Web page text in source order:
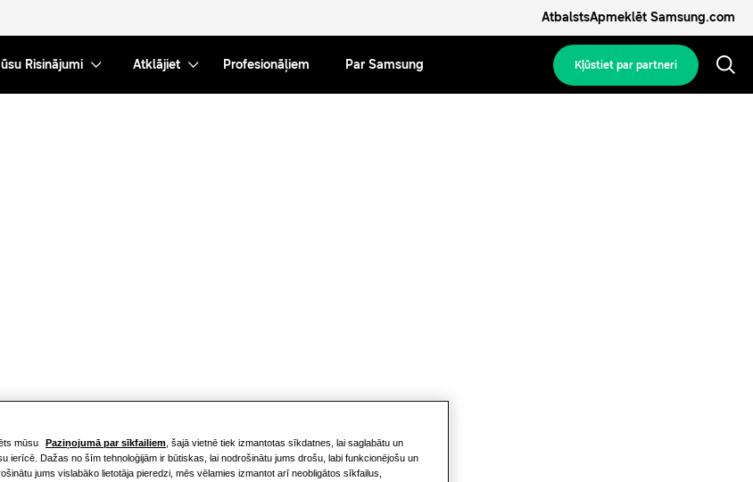
AtbalstsApmeklēt Samsung.com
Risinājumi Atklājiet Profesionāļiem Par Samsung Kļūstiet par partneri
visa gada
mūsu Paziņojumā par sīkfailiem , šajā vietnē tiek izmantotas sīkdatnes, lai saglabātu un
ierīcē. Dažas no šīm tehnoloģijām ir būtiskas, lai nodrošinātu jums drošu, labi funkcionējošu un
jums vislabāko lietotāja pieredzi, mēs vēlamies izmantot arī neobligātos sīkfailus,